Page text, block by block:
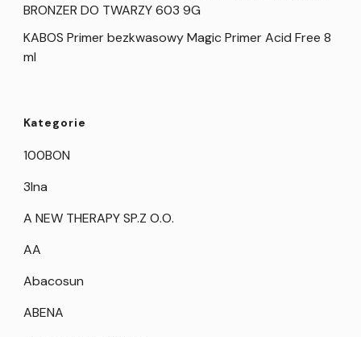
BRONZER DO TWARZY 603 9G
KABOS Primer bezkwasowy Magic Primer Acid Free 8
ml
Kategorie
100BON
3Ina
A NEW THERAPY SP.Z O.O.
AA
Abacosun
ABENA